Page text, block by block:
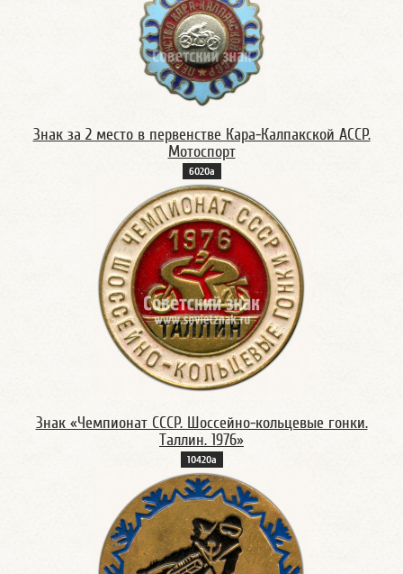
Знак за 2 место в первенстве Кара-Калпакской АССР.
Мотоспорт
6020а
Знак «Чемпионат СССР. Шоссейно-кольцевые гонки.
Таллин. 1976»
10420а